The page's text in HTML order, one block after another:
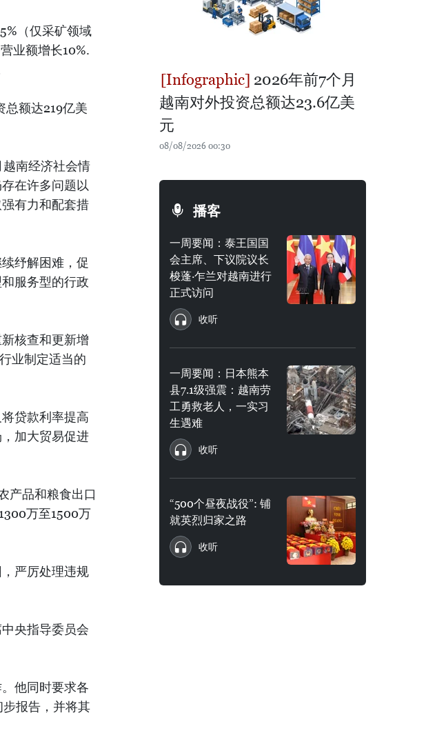
（仅采矿领域
业额增长10%.
总额达219亿美
南经济社会情
在许多问题以
有力和配套措
纾解困难，促
服务型的行政
核查和更新增
业制定适当的
贷款利率提高
加大贸易促进
产品和粮食出口
万至1500万
严厉处理违规
央指导委员会
他同时要求各
报告，并将其
2026年前7个月
越南对外投资总额达23.6亿美
元
08/08/2026 00:30
播客
一周要闻：泰王国国
会主席、下议院议长
梭蓬·乍兰对越南进行
正式访问
收听
一周要闻：日本熊本
县7.1级强震：越南劳
工勇救老人，一实习
生遇难
收听
“500个昼夜战役”: 铺
就英烈归家之路
收听